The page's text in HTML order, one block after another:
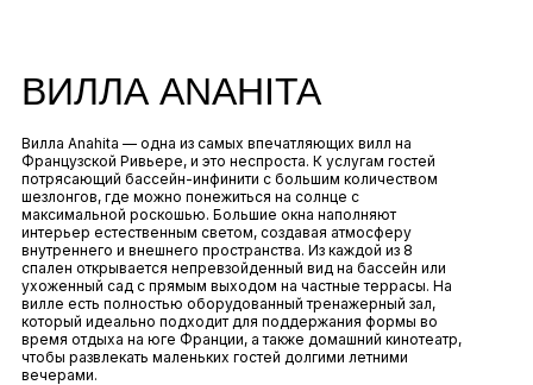
ВИЛЛА ANAHITA
Вилла Anahita — одна из самых впечатляющих вилл на
Французской Ривьере, и это неспроста. К услугам гостей
потрясающий бассейн-инфинити с большим количеством
шезлонгов, где можно понежиться на солнце с
максимальной роскошью. Большие окна наполняют
интерьер естественным светом, создавая атмосферу
внутреннего и внешнего пространства. Из каждой из 8
спален открывается непревзойденный вид на бассейн или
ухоженный сад с прямым выходом на частные террасы. На
вилле есть полностью оборудованный тренажерный зал,
который идеально подходит для поддержания формы во
время отдыха на юге Франции, а также домашний кинотеатр,
чтобы развлекать маленьких гостей долгими летними
вечерами.